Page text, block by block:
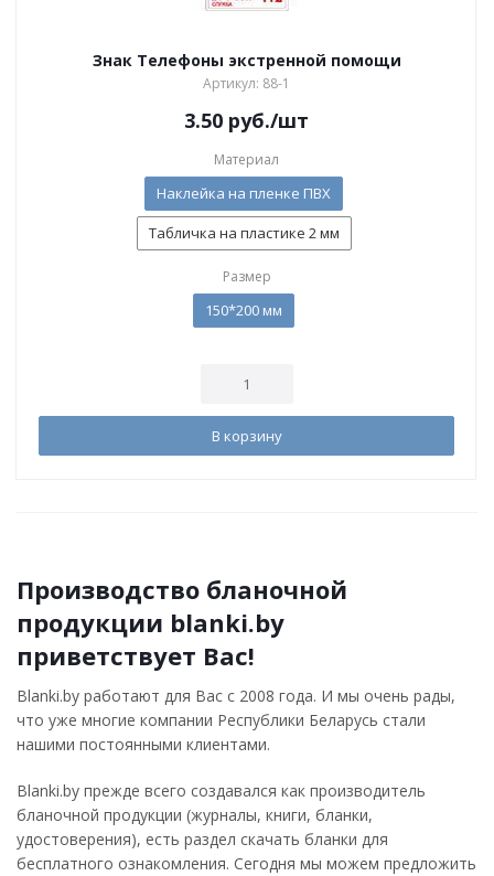
Знак Телефоны экстренной помощи
Артикул: 88-1
3.50 руб./шт
Материал
Наклейка на пленке ПВХ
Табличка на пластике 2 мм
Размер
150*200 мм
В корзину
Производство бланочной
продукции blanki.by
приветствует Вас!
Blanki.by работают для Вас с 2008 года. И мы очень рады,
что уже многие компании Республики Беларусь стали
нашими постоянными клиентами.
Blanki.by прежде всего создавался как производитель
бланочной продукции (журналы, книги, бланки,
удостоверения), есть раздел скачать бланки для
бесплатного ознакомления. Сегодня мы можем предложить